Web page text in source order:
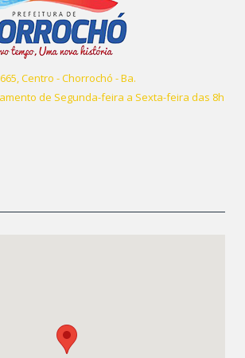
Centro - Chorrochó - Ba.
de Segunda-feira a Sexta-feira das 8h